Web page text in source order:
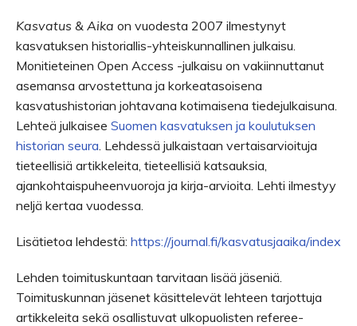
Kasvatus & Aika on vuodesta 2007 ilmestynyt
kasvatuksen historiallis-yhteiskunnallinen julkaisu.
Monitieteinen Open Access -julkaisu on vakiinnuttanut
asemansa arvostettuna ja korkeatasoisena
kasvatushistorian johtavana kotimaisena tiedejulkaisuna.
Lehteä julkaisee Suomen kasvatuksen ja koulutuksen
historian seura. Lehdessä julkaistaan vertaisarvioituja
tieteellisiä artikkeleita, tieteellisiä katsauksia,
ajankohtaispuheenvuoroja ja kirja-arvioita. Lehti ilmestyy
neljä kertaa vuodessa.
Lisätietoa lehdestä: https://journal.fi/kasvatusjaaika/index
Lehden toimituskuntaan tarvitaan lisää jäseniä.
Toimituskunnan jäsenet käsittelevät lehteen tarjottuja
artikkeleita sekä osallistuvat ulkopuolisten referee-